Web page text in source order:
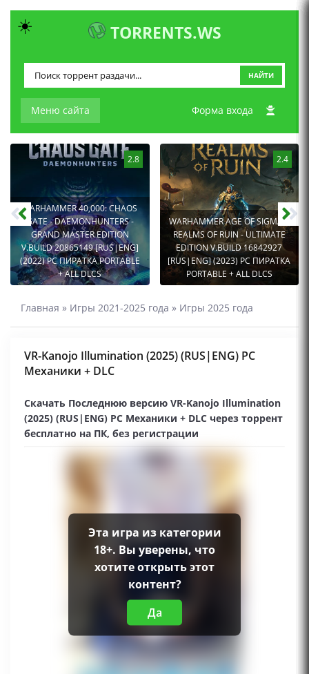
TORRENTS.WS
Меню сайта
НАЙТИ
Форма входа
2.8
WARHAMMER 40,000: CHAOS
GATE - DAEMONHUNTERS -
GRAND MASTER EDITION
V.BUILD 20865149 [RUS|ENG]
(2022) PC ПИРАТКА PORTABLE
+ ALL DLCS
2.4
WARHAMMER AGE OF SIGMAR:
REALMS OF RUIN - ULTIMATE
EDITION V.BUILD 16842927
[RUS|ENG] (2023) PC ПИРАТКА
PORTABLE + ALL DLCS
Главная » Игры 2021-2025 года » Игры 2025 года
VR-Kanojo Illumination (2025) (RUS|ENG) PC
Механики + DLC
Скачать Последнюю версию VR-Kanojo Illumination
(2025) (RUS|ENG) PC Механики + DLC через торрент
бесплатно на ПК, без регистрации
Эта игра из категории
18+. Вы уверены, что
хотите открыть этот
контент?
Да
☀️